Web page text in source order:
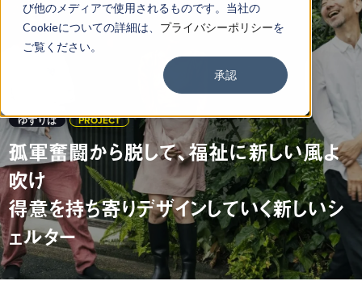
び他のメディアで使用されるものです。当社の
Cookieについての詳細は、 プライバシーポリシーを
ご覧ください。
承認
ゆずりは PROJECT
孤軍奮闘から脱して、福祉に新しい風よ
吹け
得意を持ち寄りデザインしていく新しいシ
ェルター